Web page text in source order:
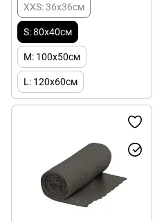
XXS: 36x36см
S: 80x40см
M: 100x50см
L: 120x60см